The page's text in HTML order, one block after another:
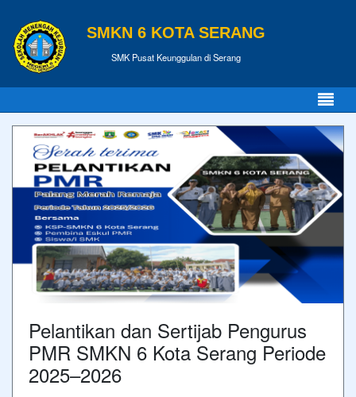
SMKN 6 KOTA SERANG
SMK Pusat Keunggulan di Serang
Pelantikan dan Sertijab Pengurus
PMR SMKN 6 Kota Serang Periode
2025–2026